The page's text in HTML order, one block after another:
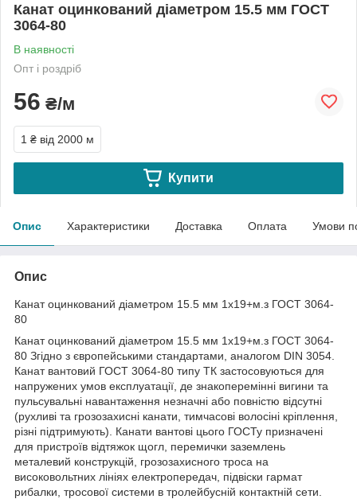
Канат оцинкований діаметром 15.5 мм ГОСТ
3064-80
В наявності
Опт і роздріб
56 ₴/м
1 ₴ від 2000 м
Купити
Опис Характеристики Доставка Оплата Умови
Опис
Канат оцинкований діаметром 15.5 мм 1х19+м.з ГОСТ 3064-
80
Канат оцинкований діаметром 15.5 мм 1х19+м.з ГОСТ 3064-
80 Згідно з європейськими стандартами, аналогом DIN 3054.
Канат вантовий ГОСТ 3064-80 типу ТК застосовуються для
напружених умов експлуатації, де знакоперемінні вигини та
пульсувальні навантаження незначні або повністю відсутні
(рухливі та грозозахисні канати, тимчасові волосіні кріплення,
різні підтримують). Канати вантові цього ГОСТу призначені
для пристроїв відтяжок щогл, перемички заземлень
металевий конструкцій, грозозахисного троса на
високовольтних лініях електропередач, підвіски гармат
рибалки, тросової системи в тролейбусній контактній сети.